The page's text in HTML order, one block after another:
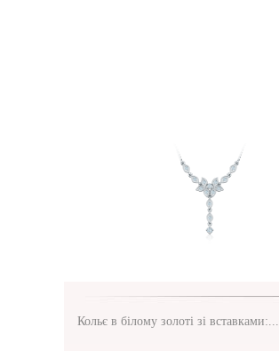
Кольє в білому золоті зі вставками:...